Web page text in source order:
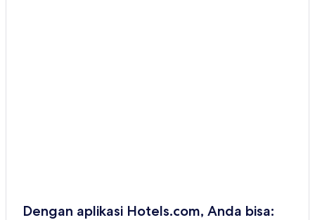
Dengan aplikasi Hotels.com, Anda bisa: